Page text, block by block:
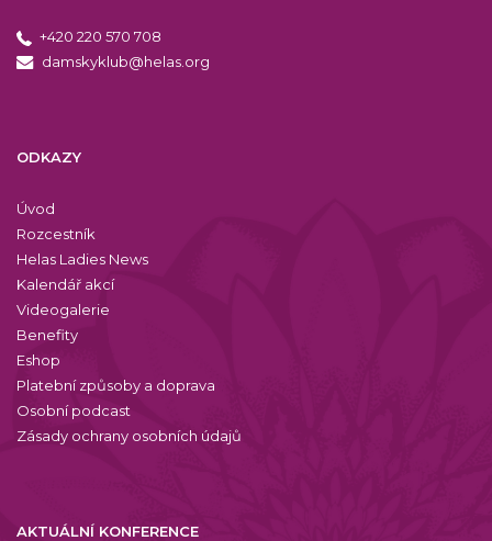
+420 220 570 708
damskyklub@helas.org
ODKAZY
Úvod
Rozcestník
Helas Ladies News
Kalendář akcí
Videogalerie
Benefity
Eshop
Platební způsoby a doprava
Osobní podcast
Zásady ochrany osobních údajů
AKTUÁLNÍ KONFERENCE